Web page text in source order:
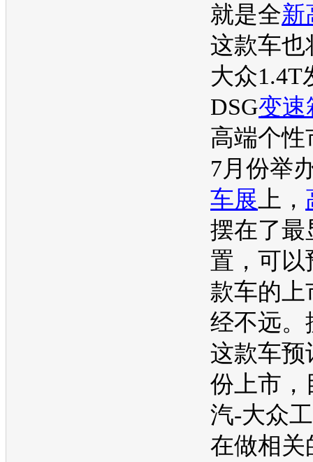
就是全新
这款车也
大众1.4T
DSG变速
高端个性
7月份举
车展 上，
摆在了最
置，可以
款车的上
经不远。
这款车预
份上市，
汽-大众
在做相关